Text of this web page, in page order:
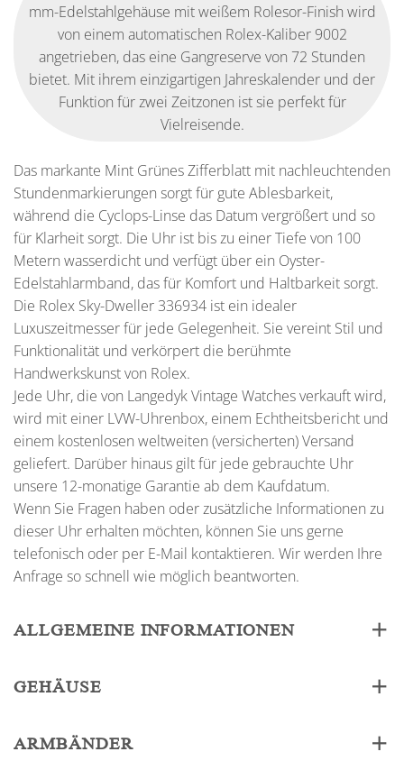
mm-Edelstahlgehäuse mit weißem Rolesor-Finish wird
von einem automatischen Rolex-Kaliber 9002
angetrieben, das eine Gangreserve von 72 Stunden
bietet. Mit ihrem einzigartigen Jahreskalender und der
Funktion für zwei Zeitzonen ist sie perfekt für
Vielreisende.
Das markante Mint Grünes Zifferblatt mit nachleuchtenden
Stundenmarkierungen sorgt für gute Ablesbarkeit,
während die Cyclops-Linse das Datum vergrößert und so
für Klarheit sorgt. Die Uhr ist bis zu einer Tiefe von 100
Metern wasserdicht und verfügt über ein Oyster-
Edelstahlarmband, das für Komfort und Haltbarkeit sorgt.
Die Rolex Sky-Dweller 336934 ist ein idealer
Luxuszeitmesser für jede Gelegenheit. Sie vereint Stil und
Funktionalität und verkörpert die berühmte
Handwerkskunst von Rolex.
Jede Uhr, die von Langedyk Vintage Watches verkauft wird,
wird mit einer LVW-Uhrenbox, einem Echtheitsbericht und
einem kostenlosen weltweiten (versicherten) Versand
geliefert. Darüber hinaus gilt für jede gebrauchte Uhr
unsere 12-monatige Garantie ab dem Kaufdatum.
Wenn Sie Fragen haben oder zusätzliche Informationen zu
dieser Uhr erhalten möchten, können Sie uns gerne
telefonisch oder per E-Mail kontaktieren. Wir werden Ihre
Anfrage so schnell wie möglich beantworten.
ALLGEMEINE INFORMATIONEN
GEHÄUSE
ARMBÄNDER